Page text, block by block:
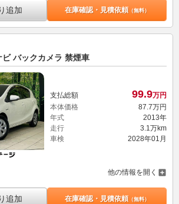
追加 在庫確認・見積依頼（無料）
バックカメラ 禁煙車
支払総額 99.9万円
本体価格
87.7万円
年式
2013年
走行
3.1万km
車検
2028年01月
他の情報を開く
追加 在庫確認・見積依頼（無料）